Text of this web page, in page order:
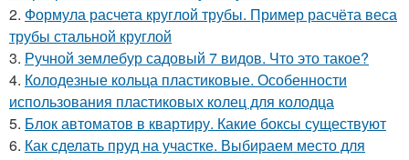
2. Формула расчета круглой трубы. Пример расчёта веса
трубы стальной круглой
3. Ручной землебур садовый 7 видов. Что это такое?
4. Колодезные кольца пластиковые. Особенности
использования пластиковых колец для колодца
5. Блок автоматов в квартиру. Какие боксы существуют
6. Как сделать пруд на участке. Выбираем место для